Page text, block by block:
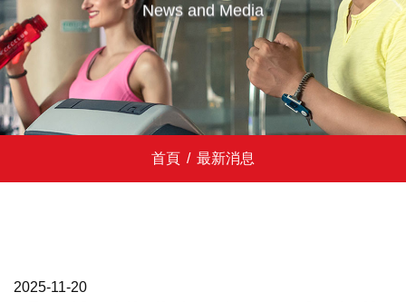
News and Media
首頁 / 最新消息
2025-11-20